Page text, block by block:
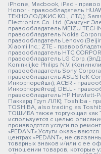
iPhone, Macbook, iPad -
Honor - правообладатель
ТЕКНОЛОДЖИС КО., ЛТД.);
Electronics Co. Ltd. (Самсунг
правообладатель MEIZU
правообладатель Nokia
правообладатель Lenovo
Xiaomi Inc.; ZTE -
правообладатель HTC
правообладатель LG Corp.
Koninklijke Philips N.V.
правообладатель Sony
правообладатель ASUSTeK
Инкорпорейшн); ACER -
Инкорпорейтед); DELL -
правообладатель HP Hewlett-
Паккард Груп ЛЛК); Toshiba -
TOSHIBA, also trading as
ТОШИБА также торгующая как
используется с целью
производятся услуги по
«PEDANT».Услуги
центрах «PEDANT», не
товарных знаков и/или с ее
отношении товаров, которые